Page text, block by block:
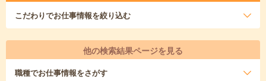
こだわりでお仕事情報を絞り込む
他の検索結果ページを見る
職種でお仕事情報をさがす